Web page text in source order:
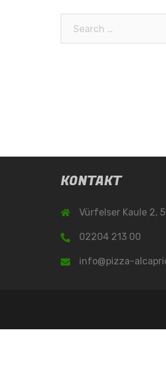
KONTAKT
Vürfelser Kaule 2,
02204 213 00
info@pizza-